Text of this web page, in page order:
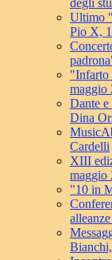
degli
Ultimo
Pio X,
"Infarto
maggio
Dante
Dina
Cardelli
XIII
maggio
"10 in